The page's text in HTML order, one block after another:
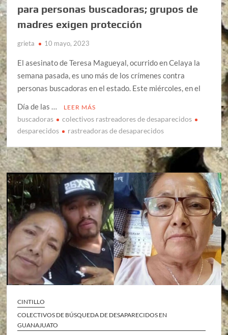
para personas buscadoras; grupos de
madres exigen protección
grieta 10 mayo, 2023
El asesinato de Teresa Magueyal, ocurrido en Celaya la
semana pasada, es uno más de los crímenes contra
personas buscadoras en el estado. Este miércoles, en el
Día de las …
LEER MÁS
buscadoras
colectivos rastreadores de desaparecidos
desparecidos
rastreadoras de desaparecidos
CINTILLO
COLECTIVOS DE BÚSQUEDA DE DESAPARECIDOS EN
GUANAJUATO